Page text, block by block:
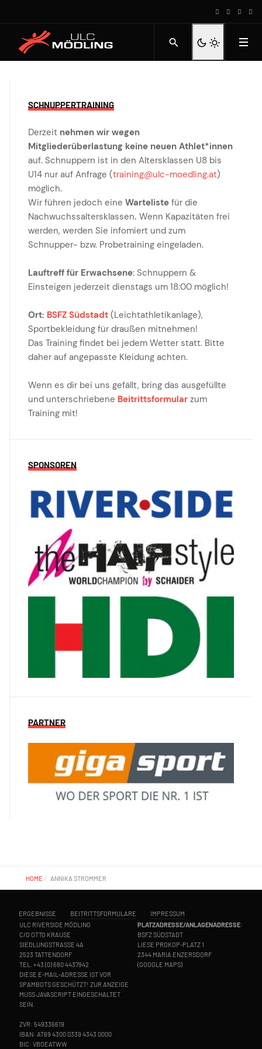
SCHNUPPERTRAINING
Derzeit nehmen wir wegen
Mitgliederüberlastung keine neuen Athlet*innen
auf. Schnuppern ist in den Altersklassen U8 bis
U14 nur auf Anfrage (training@ulc-moedling.at)
möglich.
Wir führen jedoch eine Warteliste für die
Nachwuchssaltersklassen. Wenn Kapazitäten frei
werden, werden Sie infomiert und zum
Schnupper- bzw. Probetraining eingeladen.
Lauftreff für Erwachsene: Schnuppern &
Einsteigen jederzeit dienstags um 18:00 möglich!
Ort: BSFZ Südstadt (Leichtathletikanlage),
Sportbekleidung für draußen mitnehmen!
Das Training findet bei jedem Wetter statt. Bitte
daher auf angepasste Kleidung achten.
Wenn es dir bei uns gefällt, bring das ausgefüllte
und unterschriebene Beitrittsformular zum
Training mit!
SPONSOREN
PARTNER
HOME ANNIKA STROMMER
ERGEBNISSE BEITRITTSFORMULARE
IMPRESSUM
ULC RIVERSIDE MÖDLING
C/O OTTO KRAUSE
SIEDLUNGSTRASSE 4A
2523 TATTENDORF
TEL. +43 (0) 680 4437942
DIESE E-MAIL-ADRESSE IST VOR
SPAMBOTS GESCHÜTZT! ZUR ANZEIGE
MUSS JAVASCRIPT EINGESCHALTET
SEIN.
ZVR: 549336619
IBAN: AT69 4300 0339 4343 0000
BIC: VBOEATWW
PLATZADRESSE/ANLAGENADRESSE:
BSFZ SÜDSTADT
LIESE PROKOP-PLATZ 1
2344 MARIA ENZERSDORF
(GOOGLE MAPS)